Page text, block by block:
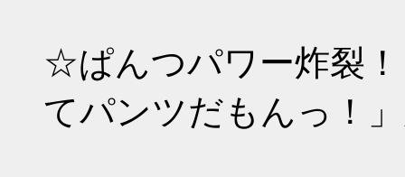
☆ぱんつパワー炸裂！
てパンツだもんっ！